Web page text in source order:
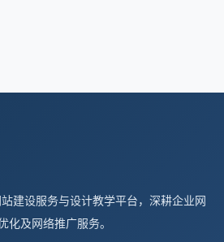
建设服务与设计教学平台，深耕企业网
化及网络推广服务。